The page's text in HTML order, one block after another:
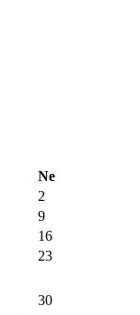
Ne
2
9
16
23
30